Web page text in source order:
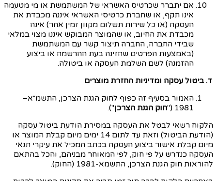
אם יתברר שכרטיס האשראי של המשתמשת או מי מטעמה
אינו תקף, או שחברת כרטיסי האשראי איננה מכבדת את
העסקה (או כל שירות תשלום מקוון זמין אחר) אינה
מכבדת את החיוב, או שהמוצר המבוקש איננו מצוי במלאי
שבידי החברה, החברה תיצור קשר עם המשתמשת
(באמצעות הפרטים שהזינה בעת ההרשמה או ביצוע
ההזמנה) לשם השלמת העסקה או ביטולה.
ד. ביטול עסקה ומדיניות החזרת מוצרים
האמור בסעיף זה כפוף לחוק הגנת הצרכן, התשמ״א–
1981 ("
חוק הגנת הצרכן").
הלקוח רשאי לבטל את העסקה במסירת הודעת ביטול עסקה
(הודעת הביטול) וזאת עד לתום 14 ימים מיום קבלת המוצר או
מיום קבלת אישור ביצוע העסקה בכתב המכיל את עיקרי תנאי
העסקה כנדרש על פי חוק, לפי המאוחר מבניהם, והכל בהתאם
להוראות חוק הגנת הצרכן, התשמא-1981 (החוק).